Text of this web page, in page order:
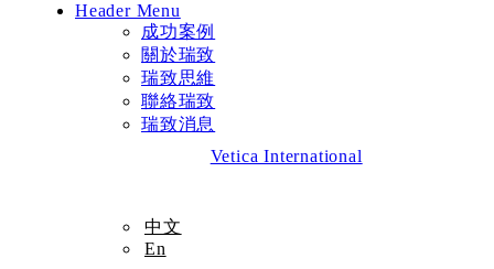
Header Menu
成功案例
關於瑞致
瑞致思維
聯絡瑞致
瑞致消息
Vetica International
中文
En
關於瑞致
瑞致思維
聯絡瑞致
瑞致消息